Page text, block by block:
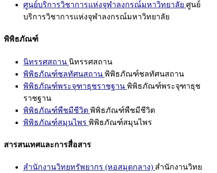
ศูนย์บริการวิชาการแห่งจุฬาลงกรณ์มหาวิทยาลัย ศูนย์
บริการวิชาการแห่งจุฬาลงกรณ์มหาวิทยาลัย
พิพิธภัณฑ์
นิทรรศสถาน นิทรรศสถาน
พิพิธภัณฑ์ชลทัศนสถาน พิพิธภัณฑ์ชลทัศนสถาน
พิพิธภัณฑ์พระจุฑาธุชราชฐาน พิพิธภัณฑ์พระจุฑาธุช
ราชฐาน
พิพิธภัณฑ์พืชมีชีวิต พิพิธภัณฑ์พืชมีชีวิต
พิพิธภัณฑ์สมุนไพร พิพิธภัณฑ์สมุนไพร
สารสนเทศและการสื่อสาร
สำนักงานวิทยทรัพยากร (หอสมุดกลาง) สำนักงานวิทย